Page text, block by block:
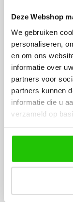
Deze Webshop
We gebruiken
personaliseren,
en om ons
informatie over
partners voor
partners kunnen
informatie die u
verzameld op
lamp heb
besteld. De
werd deze al
netjes en veilig
BESTEL
Philips
Gu10